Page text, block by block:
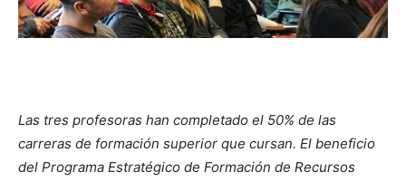
Las tres profesoras han completado el 50% de las
carreras de formación superior que cursan. El beneficio
del Programa Estratégico de Formación de Recursos